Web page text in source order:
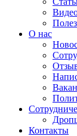
О нас
Контакты